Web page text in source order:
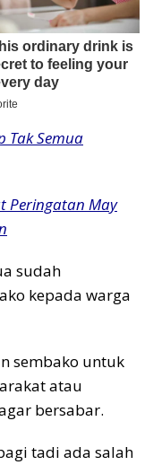
Tak Semua
Peringatan May
sudah
kepada warga
sembako untuk
atau
bersabar.
tadi ada salah